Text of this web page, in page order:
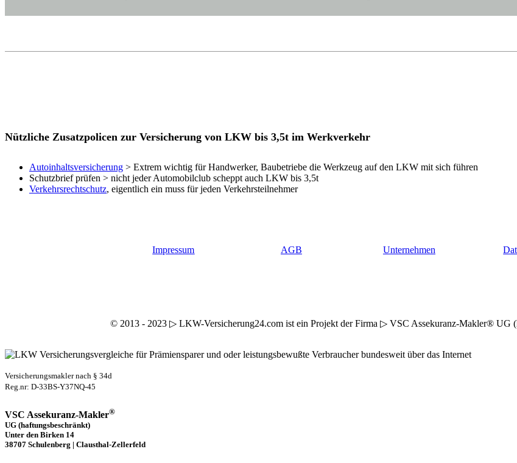
Nützliche Zusatzpolicen zur Versicherung von LKW bis 3,5t im Werkverkehr
Autoinhaltsversicherung > Extrem wichtig für Handwerker, Baubetriebe die Werkzeug auf den LKW mit sich führen
Schutzbrief prüfen > nicht jeder Automobilclub scheppt auch LKW bis 3,5t
Verkehrsrechtschutz, eigentlich ein muss für jeden Verkehrsteilnehmer
Impressum AGB Unternehmen
© 2013 - 2023 ▷ LKW-Versicherung24.com ist ein Projekt der Firma ▷ VSC Assekuranz-Makler® UG
Versicherungsmakler nach § 34d
Reg.nr: D-33BS-Y37NQ-45
VSC Assekuranz-Makler®
UG (haftungsbeschränkt)
Unter den Birken 14
38707 Schulenberg | Clausthal-Zellerfeld